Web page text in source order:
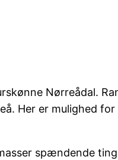
Nørreådal.
Her er mulighed
spændende